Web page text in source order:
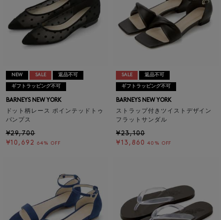
NEW SALE 返品不可
ギフトラッピング不可
BARNEYS NEW YORK
ドット柄レース ポインテッドトゥ
パンプス
¥29,700
¥10,692
64% OFF
SALE 返品不可
ギフトラッピング不可
BARNEYS NEW YORK
ストラップ付きツイストデザイン
フラットサンダル
¥23,100
¥13,860 40% OFF